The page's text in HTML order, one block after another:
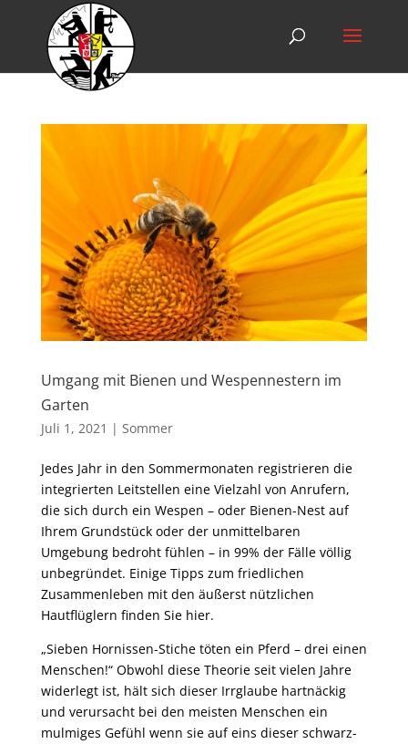
Umgang mit Bienen und Wespennestern im
Garten
Juli 1, 2021 | Sommer
Jedes Jahr in den Sommermonaten registrieren die
integrierten Leitstellen eine Vielzahl von Anrufern,
die sich durch ein Wespen – oder Bienen-Nest auf
Ihrem Grundstück oder der unmittelbaren
Umgebung bedroht fühlen – in 99% der Fälle völlig
unbegründet. Einige Tipps zum friedlichen
Zusammenleben mit den äußerst nützlichen
Hautflüglern finden Sie hier.
„Sieben Hornissen-Stiche töten ein Pferd – drei einen
Menschen!“ Obwohl diese Theorie seit vielen Jahre
widerlegt ist, hält sich dieser Irrglaube hartnäckig
und verursacht bei den meisten Menschen ein
mulmiges Gefühl wenn sie auf eins dieser schwarz-